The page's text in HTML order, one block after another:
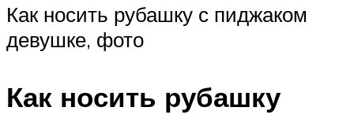
Как носить рубашку с пиджаком
девушке, фото
Как носить рубашку